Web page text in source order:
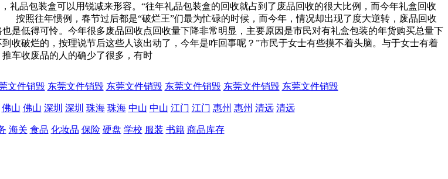
品包装盒可以用锐减来形容。“往年礼品包装盒的回收就占到了废品回收的很大比例，而今年礼盒回收
照往年惯例，春节过后都是“破烂王”们最为忙碌的时候，而今年，情况却出现了度大逆转，废品回收
是低得可怜。今年很多废品回收点回收量下降非常明显，主要原因是市民对有礼盒包装的年货购买总量下
破烂的，按理说节后这些人该出动了，今年是咋回事呢？”市民于女士有些摸不着头脑。与于女士有着
车收废品的人的确少了很多，有时
文件销毁 东莞文件销毁 东莞文件销毁 东莞文件销毁 东莞文件销毁 东莞文件销毁
佛山 佛山 深圳 深圳 珠海 珠海 中山 中山 江门 江门 惠州 惠州 清远 清远
海关 食品 化妆品 保险 硬盘 学校 服装 书籍 商品库存